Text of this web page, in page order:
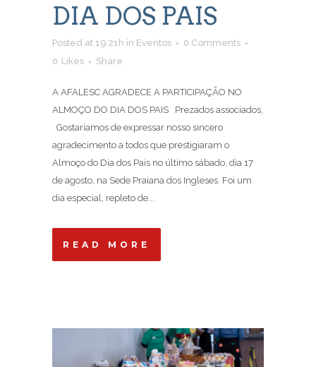
DIA DOS PAIS
Posted at 19:21h in Eventos
0 Comments
0 Likes Share
A AFALESC AGRADECE A PARTICIPAÇÃO NO
ALMOÇO DO DIA DOS PAIS Prezados associados,
Gostaríamos de expressar nosso sincero
agradecimento a todos que prestigiaram o
Almoço do Dia dos Pais no último sábado, dia 17
de agosto, na Sede Praiana dos Ingleses. Foi um
dia especial, repleto de...
READ MORE